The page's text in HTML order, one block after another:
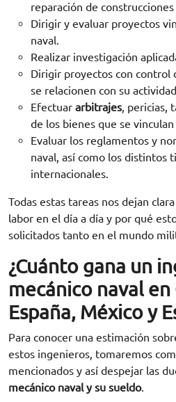
reparación de construcciones
Dirigir y evaluar proyectos
naval.
Realizar investigación
Dirigir proyectos con control
se relacionen con su
Efectuar arbitrajes, pericias,
de los bienes que se
Evaluar los reglamentos y
naval, así como los distintos
internacionales.
Todas estas tareas nos dejan
labor en el día a día y por qué
solicitados tanto en el mundo
¿Cuánto gana un
mecánico naval
España, México y
Para conocer una estimación
estos ingenieros, tomaremos
mencionados y así despejar las
mecánico naval y su sueldo.